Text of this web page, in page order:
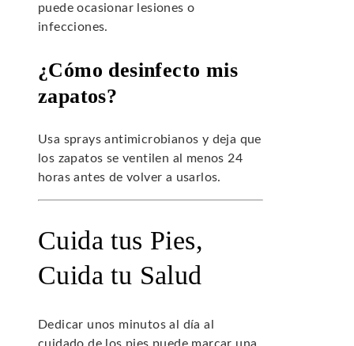
puede ocasionar lesiones o
infecciones.
¿Cómo desinfecto mis
zapatos?
Usa sprays antimicrobianos y deja que
los zapatos se ventilen al menos 24
horas antes de volver a usarlos.
Cuida tus Pies,
Cuida tu Salud
Dedicar unos minutos al día al